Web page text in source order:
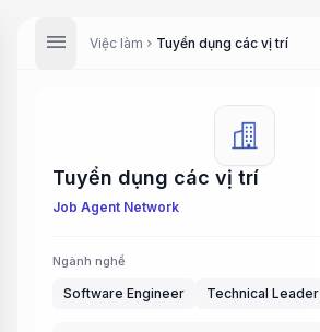
menu Việc làm chevron_right Tuyển dụng các vị trí
Tuyển dụng các vị trí
Job Agent Network
Ngành nghề
Software Engineer Technical Leader